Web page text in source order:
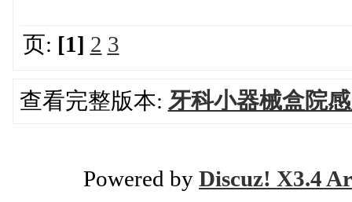
页: [1] 2 3
查看完整版本: 牙科小器械盒院
Powered by Discuz! X3.4